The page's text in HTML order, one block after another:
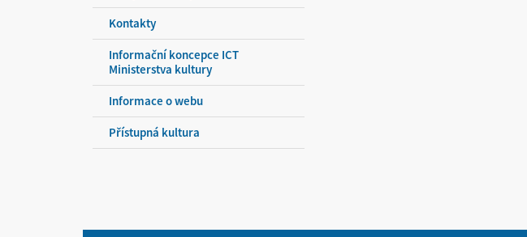
Kontakty
Informační koncepce ICT
Ministerstva kultury
Informace o webu
Přístupná kultura